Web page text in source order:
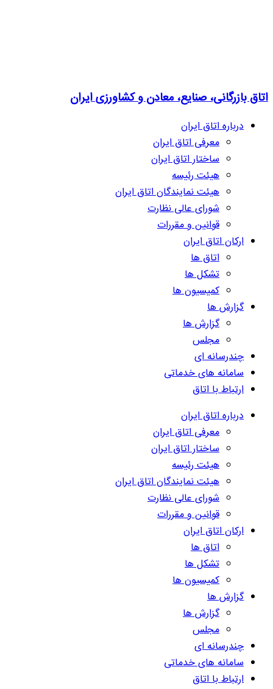
اتاق بازرگانی، صنایع، معادن و کشاورزی ایران
درباره اتاق ایران
معرفی اتاق ایران
ساختار اتاق ایران
هیئت رئیسه
هیئت نمایندگان اتاق ایران
شورای عالی نظارت
قوانین و مقررات
ارکان اتاق ایران
اتاق ها
تشکل ها
کمیسیون ها
گزارش ها
گزارش ها
مجلس
چندرسانه ای
سامانه های خدماتی
ارتباط با اتاق
درباره اتاق ایران
معرفی اتاق ایران
ساختار اتاق ایران
هیئت رئیسه
هیئت نمایندگان اتاق ایران
شورای عالی نظارت
قوانین و مقررات
ارکان اتاق ایران
اتاق ها
تشکل ها
کمیسیون ها
گزارش ها
گزارش ها
مجلس
چندرسانه ای
سامانه های خدماتی
ارتباط با اتاق